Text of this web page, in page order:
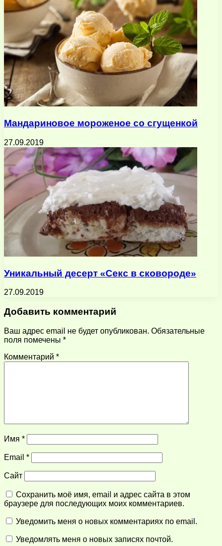
Мандариновое мороженое со сгущенкой
27.09.2019
Уникальный десерт «Секс в сковороде»
27.09.2019
Добавить комментарий
Ваш адрес email не будет опубликован. Обязательные
поля помечены *
Комментарий *
Имя *
Email *
Сайт
Сохранить моё имя, email и адрес сайта в этом
браузере для последующих моих комментариев.
Уведомить меня о новых комментариях по email.
Уведомлять меня о новых записях почтой.